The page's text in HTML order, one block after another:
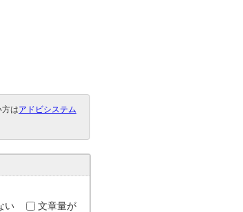
はアドビシステム
い
文章量が